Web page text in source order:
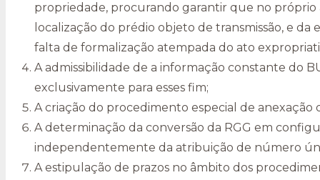
propriedade, procurando garantir que no próprio
localização do prédio objeto de transmissão, e
falta de formalização atempada do ato
A admissibilidade de a informação constante do
exclusivamente para esses fim;
A criação do procedimento especial de anexação
A determinação da conversão da RGG em
independentemente da atribuição de número
A estipulação de prazos no âmbito dos